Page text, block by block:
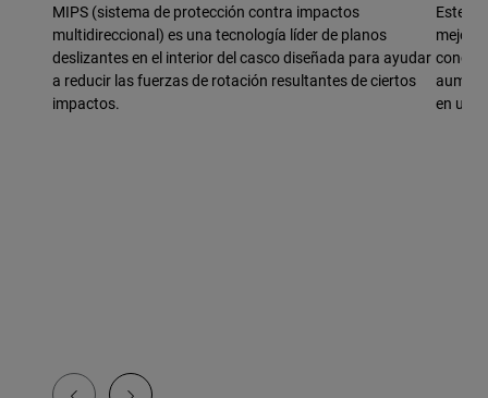
MIPS (sistema de protección contra impactos
multidireccional) es una tecnología líder de planos
deslizantes en el interior del casco diseñada para ayudar
a reducir las fuerzas de rotación resultantes de ciertos
impactos.
Este
mejora
en una